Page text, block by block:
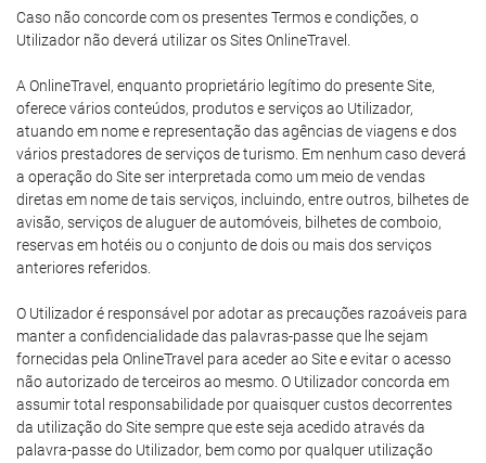
Caso não concorde com os presentes Termos e condições, o
Utilizador não deverá utilizar os Sites OnlineTravel.
A OnlineTravel, enquanto proprietário legítimo do presente Site,
oferece vários conteúdos, produtos e serviços ao Utilizador,
atuando em nome e representação das agências de viagens e dos
vários prestadores de serviços de turismo. Em nenhum caso deverá
a operação do Site ser interpretada como um meio de vendas
diretas em nome de tais serviços, incluindo, entre outros, bilhetes de
avisão, serviços de aluguer de automóveis, bilhetes de comboio,
reservas em hotéis ou o conjunto de dois ou mais dos serviços
anteriores referidos.
O Utilizador é responsável por adotar as precauções razoáveis para
manter a confidencialidade das palavras-passe que lhe sejam
fornecidas pela OnlineTravel para aceder ao Site e evitar o acesso
não autorizado de terceiros ao mesmo. O Utilizador concorda em
assumir total responsabilidade por quaisquer custos decorrentes
da utilização do Site sempre que este seja acedido através da
palavra-passe do Utilizador, bem como por qualquer utilização